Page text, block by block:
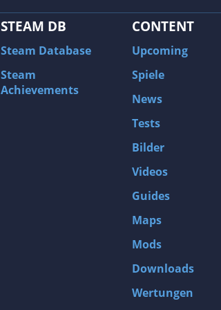
STEAM DB
Steam Database
Steam
Achievements
CONTENT
Upcoming
Spiele
News
Tests
Bilder
Videos
Guides
Maps
Mods
Downloads
Wertungen